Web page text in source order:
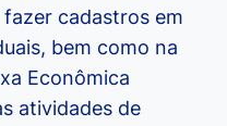
cadastros em
bem como na
Econômica
atividades de